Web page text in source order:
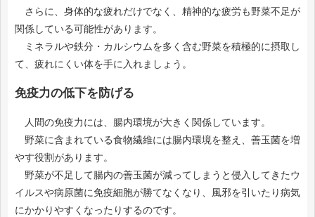
さらに、身体的な疲れだけでなく、精神的な疲労も野菜不足が
関係している可能性があります。
ミネラルや鉄分・カルシウムを多く含む野菜を積極的に摂取し
て、疲れにくい体を手に入れましょう。
免疫力の低下を防げる
人間の免疫力には、腸内環境が大きく関係しています。
野菜に含まれている食物繊維には腸内環境を整え、善玉菌を増
やす役割があります。
野菜が不足して腸内の善玉菌が減ってしまうと侵入してきたウ
イルスや病原菌に免疫細胞が勝てなくなり、風邪を引いたり病気
にかかりやすくなったりするのです。